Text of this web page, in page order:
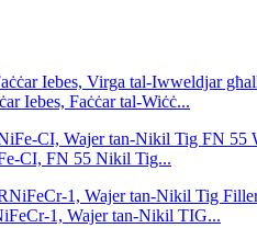
Iebes, Faċċar tal-Wiċċ...
CI, FN 55 Nikil Tig...
1, Wajer tan-Nikil TIG...